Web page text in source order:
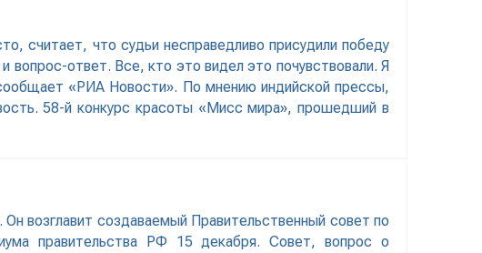
считает, что судьи несправедливо присудили победу
вопрос-ответ. Все, кто это видел это почувствовали. Я
«РИА Новости». По мнению индийской прессы,
58-й конкурс красоты «Мисс мира», прошедший в
возглавит создаваемый Правительственный совет по
правительства РФ 15 декабря. Совет, вопрос о